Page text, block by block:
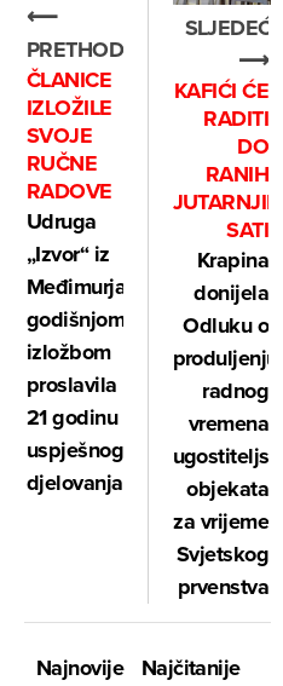
⟵
PRETHODNO
ČLANICE
IZLOŽILE
SVOJE
RUČNE
RADOVE
Udruga
„Izvor“ iz
Međimurja
godišnjom
izložbom
proslavila
21 godinu
uspješnog
djelovanja
SLJEDEĆE
⟶
KAFIĆI ĆE
RADITI
DO
RANIH
JUTARNJIH
SATI
Krapina
donijela
Odluku o
produljenju
radnog
vremena
ugostiteljskih
objekata
za vrijeme
Svjetskog
prvenstva
Najnovije Najčitanije